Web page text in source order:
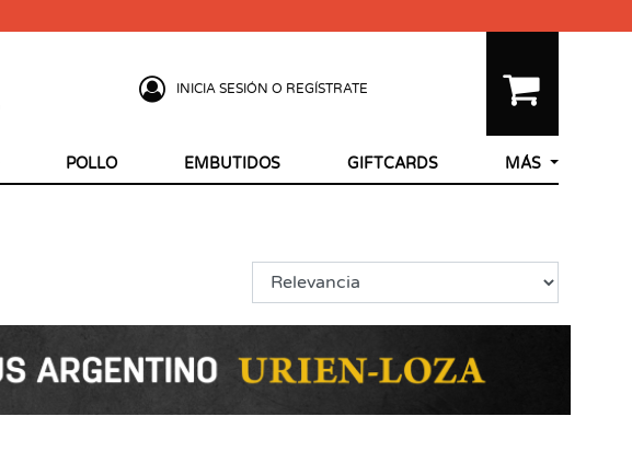
INICIA SESIÓN O REGÍSTRATE
POLLO EMBUTIDOS GIFTCARDS MÁS